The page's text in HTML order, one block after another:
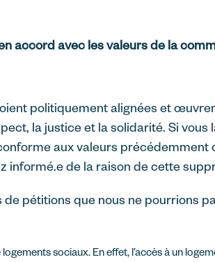
accord avec les valeurs de la
politiquement alignées et
la justice et la solidarité. Si vous
aux valeurs précédemment
informé.e de la raison de cette
pétitions que nous ne pourrions
sociaux. En effet, l’accès à un